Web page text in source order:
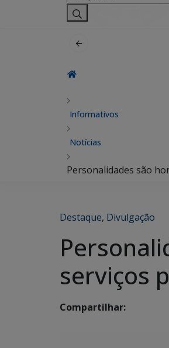
por:
Informativos
Notícias
Personalidades são
Destaque, Divulgação
serviços
Compartilhar: